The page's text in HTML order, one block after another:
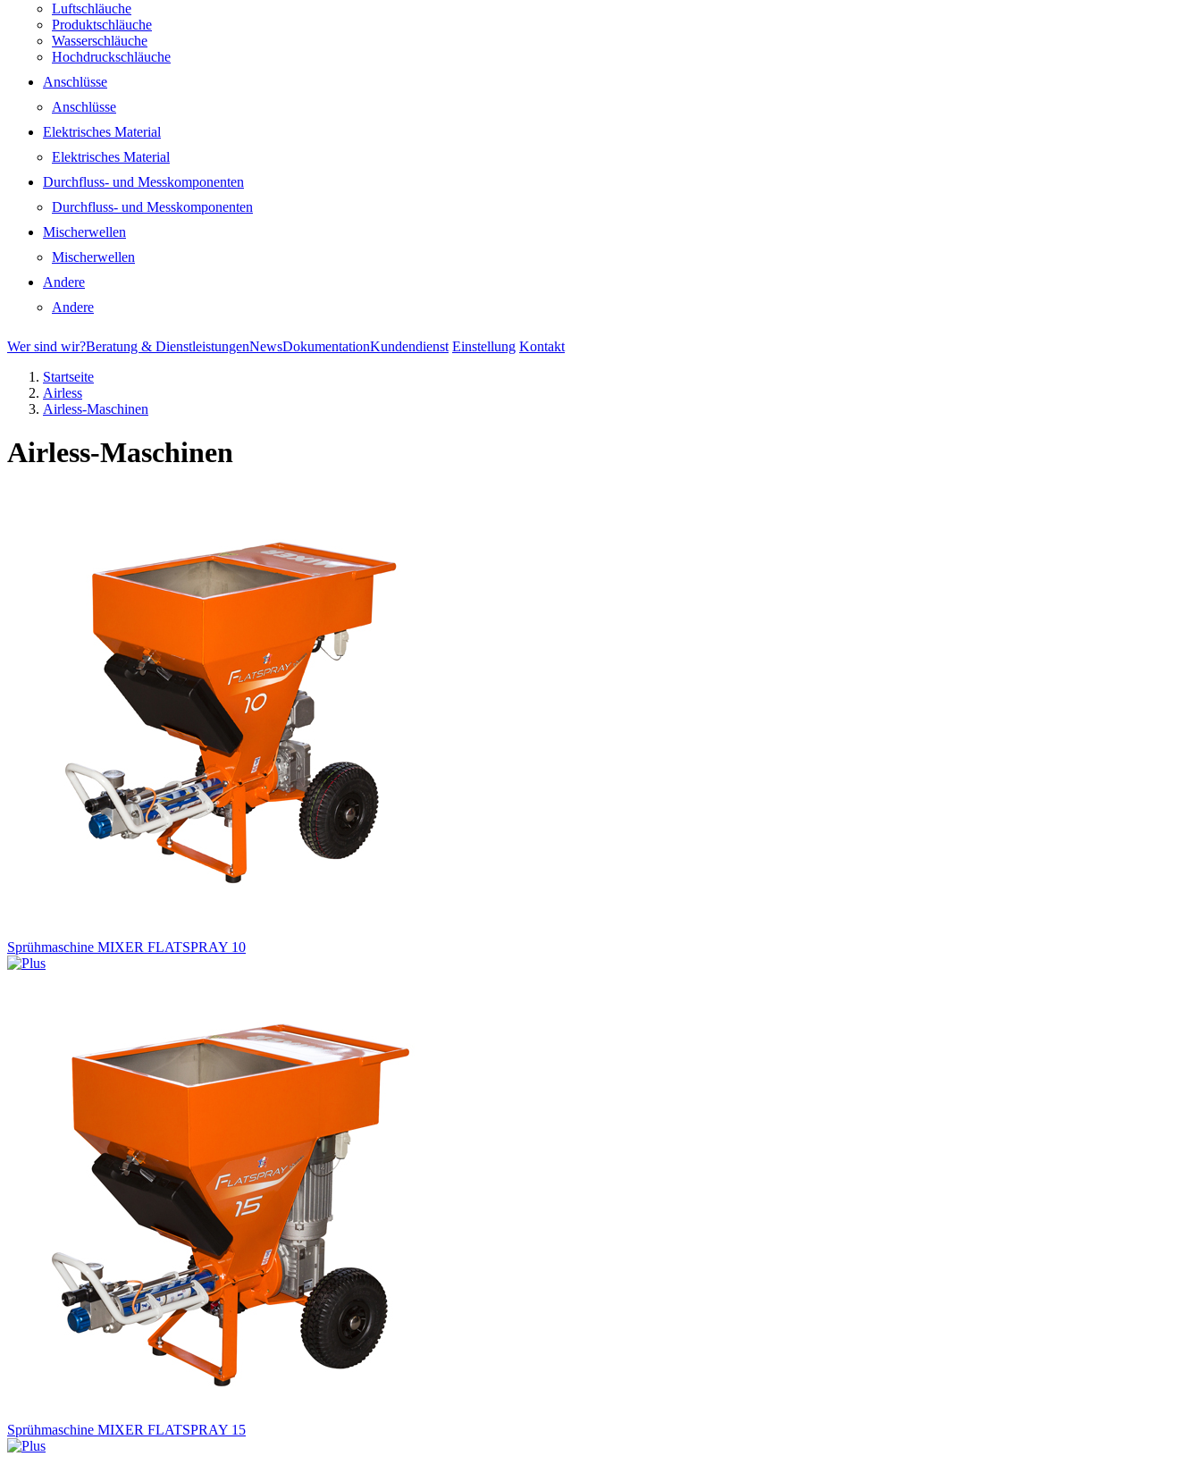
Luftschläuche
Produktschläuche
Wasserschläuche
Hochdruckschläuche
Anschlüsse
Anschlüsse
Elektrisches Material
Elektrisches Material
Durchfluss- und Messkomponenten
Durchfluss- und Messkomponenten
Mischerwellen
Mischerwellen
Andere
Andere
Wer sind wir?Beratung & DienstleistungenNewsDokumentationKundendienst Einstellung Kontakt
Startseite
Airless
Airless-Maschinen
Airless-Maschinen
Sprühmaschine MIXER FLATSPRAY 10
Sprühmaschine MIXER FLATSPRAY 15